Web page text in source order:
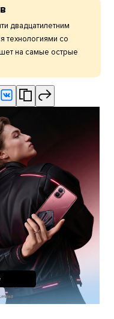
двадцатилетним
технологиями со
на самые острые